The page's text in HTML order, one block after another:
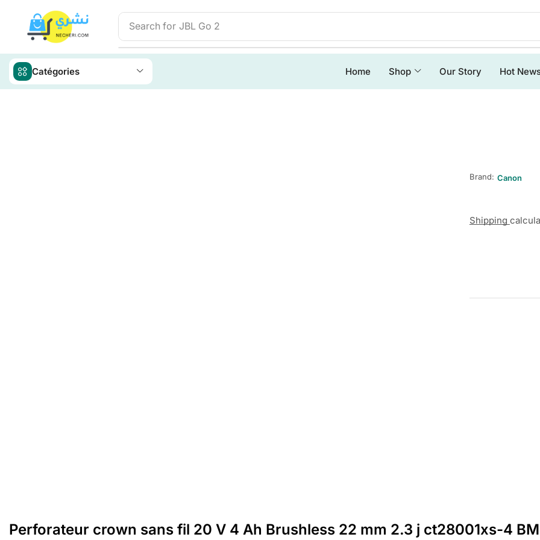
Search for JBL Go 2
Catégories Home Shop Our Story Hot
Brand: Canon
Shipping
Perforateur crown sans fil 20 V 4 Ah Brushless 22 mm 2.3 j ct28001xs-4